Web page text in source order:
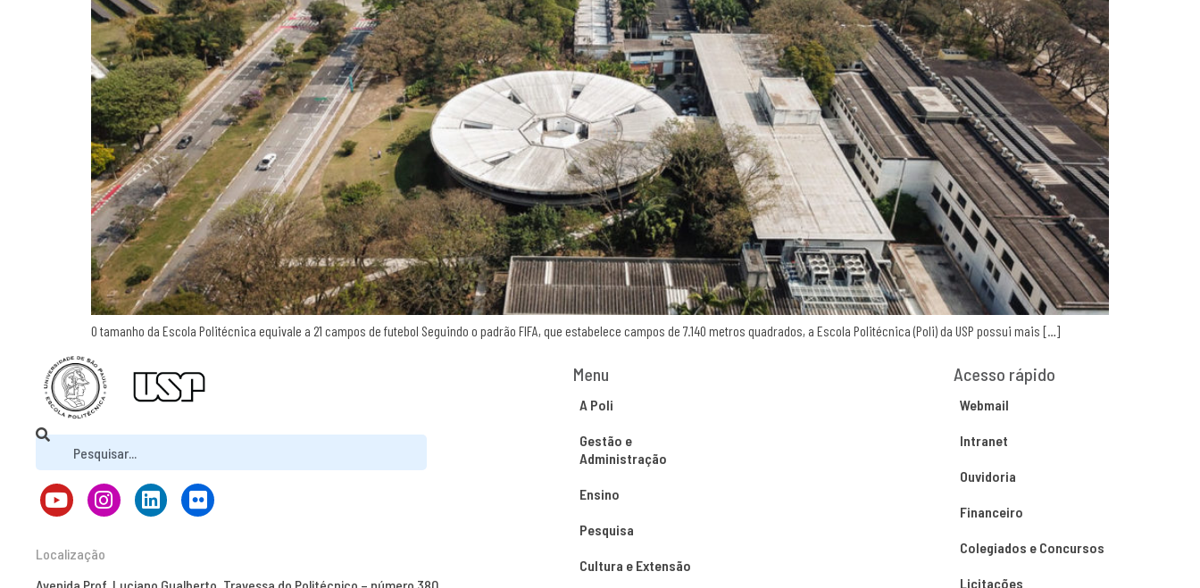
O tamanho da Escola Politécnica equivale a 21 campos de futebol Seguindo o padrão FIFA, que estabelece campos de 7.140 metros quadrados, a Escola Politécnica (Poli) da USP possui mais […]
Localização
Menu
A Poli
Gestão e
Administração
Ensino
Pesquisa
Cultura e Extensão
Acesso rápido
Webmail
Intranet
Ouvidoria
Financeiro
Colegiados e Concursos
Licitações